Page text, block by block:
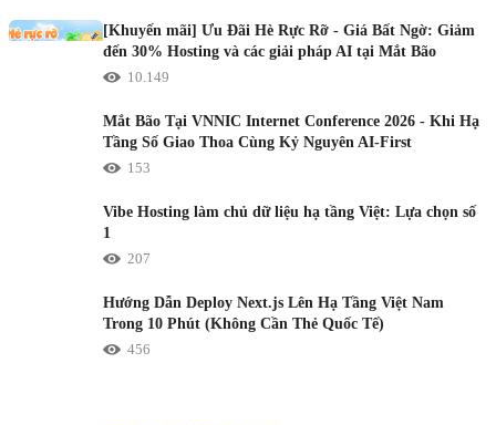
[Khuyến mãi] Ưu Đãi Hè Rực Rỡ - Giá Bất Ngờ: Giảm
đến 30% Hosting và các giải pháp AI tại Mắt Bão
10.149
Mắt Bão Tại VNNIC Internet Conference 2026 - Khi Hạ
Tầng Số Giao Thoa Cùng Kỷ Nguyên AI-First
153
Vibe Hosting làm chủ dữ liệu hạ tầng Việt: Lựa chọn số
1
207
Hướng Dẫn Deploy Next.js Lên Hạ Tầng Việt Nam
Trong 10 Phút (Không Cần Thẻ Quốc Tế)
456